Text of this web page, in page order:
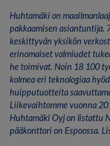
Huhtamäki on
pakkaamisen asiantuntija.
keskittyvän yksikön
erinomaiset valmiudet
he toimivat. Noin 18 100
kolmea eri teknologiaa
huipputuotteita
Liikevaihtomme vuonna
Huhtamäki Oyj on listattu
pääkonttori on Espoossa.